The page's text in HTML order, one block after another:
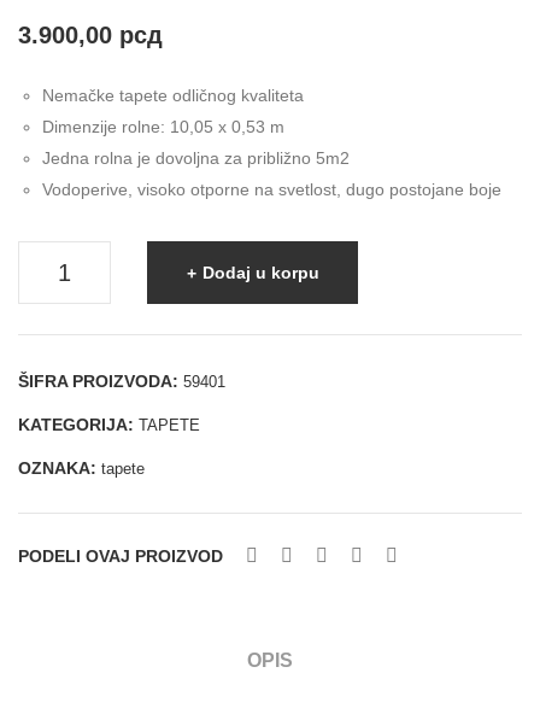
3.900,00 рсд
Nemačke tapete odličnog kvaliteta
Dimenzije rolne: 10,05 x 0,53 m
Jedna rolna je dovoljna za približno 5m2
Vodoperive, visoko otporne na svetlost, dugo postojane boje
Dodaj u korpu
ŠIFRA PROIZVODA: 59401
KATEGORIJA: TAPETE
OZNAKA: tapete
PODELI OVAJ PROIZVOD
OPIS